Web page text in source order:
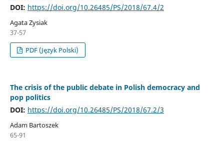
DOI: https://doi.org/10.26485/PS/2018/67.4/2
Agata Zysiak
37-57
PDF (Język Polski)
The crisis of the public debate in Polish democracy and
pop politics
DOI: https://doi.org/10.26485/PS/2018/67.2/3
Adam Bartoszek
65-91